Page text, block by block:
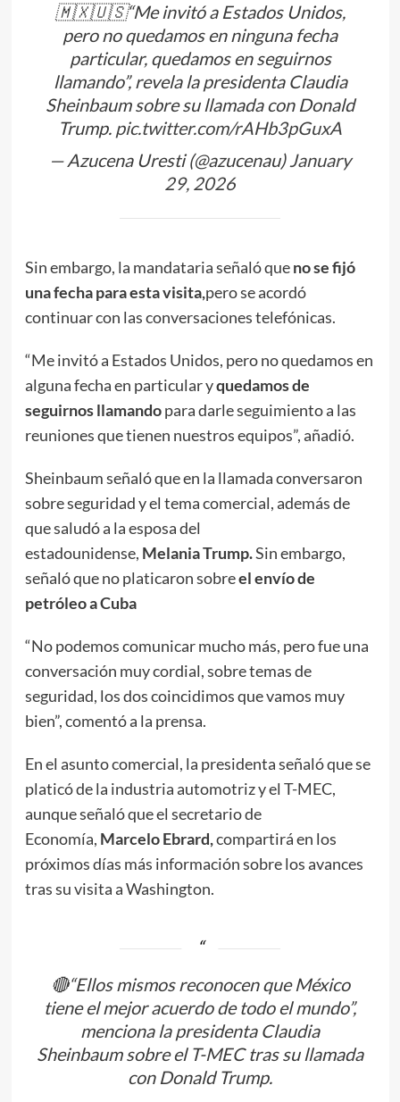
🇲🇽🇺🇸“Me invitó a Estados Unidos,
pero no quedamos en ninguna fecha
particular, quedamos en seguirnos
llamando”, revela la presidenta Claudia
Sheinbaum sobre su llamada con Donald
Trump. pic.twitter.com/rAHb3pGuxA
— Azucena Uresti (@azucenau)January
29, 2026
Sin embargo, la mandataria señaló queno se fijó
una fecha para esta visita,pero se acordó
continuar con las conversaciones telefónicas.
“Me invitó a Estados Unidos, pero no quedamos en
alguna fecha en particular yquedamos de
seguirnos llamandopara darle seguimiento a las
reuniones que tienen nuestros equipos”, añadió.
Sheinbaum señaló que en la llamada conversaron
sobre seguridad y el tema comercial, además de
que saludó a la esposa del
estadounidense, Melania Trump.Sin embargo,
señaló que no platicaron sobreel envío de
petróleo a Cuba
“No podemos comunicar mucho más, pero fue una
conversación muy cordial, sobre temas de
seguridad, los dos coincidimos que vamos muy
bien”, comentó a la prensa.
En el asunto comercial, la presidenta señaló que se
platicó de la industria automotriz y el T-MEC,
aunque señaló que el secretario de
Economía, Marcelo Ebrard,compartirá en los
próximos días más información sobre los avances
tras su visita a Washington.
🔴“Ellos mismos reconocen que México
tiene el mejor acuerdo de todo el mundo”,
menciona la presidenta Claudia
Sheinbaum sobre el T-MEC tras su llamada
con Donald Trump.